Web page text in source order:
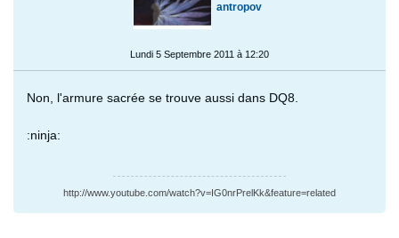
antropov
Lundi 5 Septembre 2011 à 12:20
Non, l'armure sacrée se trouve aussi dans DQ8.
:ninja:
http://www.youtube.com/watch?v=IG0nrPrelKk&feature=related